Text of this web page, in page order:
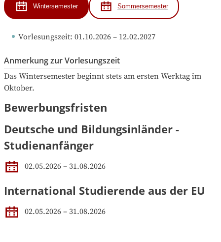
Wintersemester Sommersemester
Vorlesungszeit: 01.10.2026 – 12.02.2027
Anmerkung zur Vorlesungszeit
Das Wintersemester beginnt stets am ersten Werktag im
Oktober.
Bewerbungsfristen
Deutsche und Bildungsinländer -
Studienanfänger
02.05.2026 – 31.08.2026
International Studierende aus der EU
02.05.2026 – 31.08.2026